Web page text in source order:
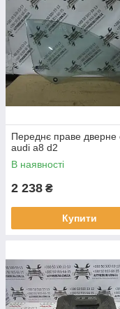
Переднє праве дверне
audi a8 d2
В наявності
2 238 ₴
Купити